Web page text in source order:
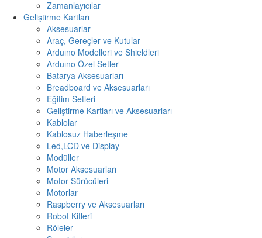
Zamanlayıcılar
Geliştirme Kartları
Aksesuarlar
Araç, Gereçler ve Kutular
Arduıno Modelleri ve Shieldleri
Arduıno Özel Setler
Batarya Aksesuarları
Breadboard ve Aksesuarları
Eğitim Setleri
Geliştirme Kartları ve Aksesuarları
Kablolar
Kablosuz Haberleşme
Led,LCD ve Display
Modüller
Motor Aksesuarları
Motor Sürücüleri
Motorlar
Raspberry ve Aksesuarları
Robot Kitleri
Röleler